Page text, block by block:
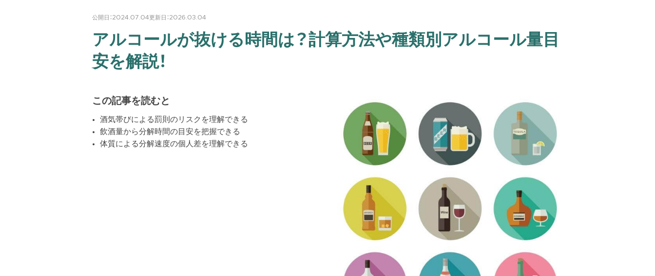
公開日：2024.07.04更新日：2026.03.04
アルコールが抜ける時間は？計算方法や種類別アルコール量目
安を解説！
この記事を読むと
酒気帯びによる罰則のリスクを理解できる
飲酒量から分解時間の目安を把握できる
体質による分解速度の個人差を理解できる